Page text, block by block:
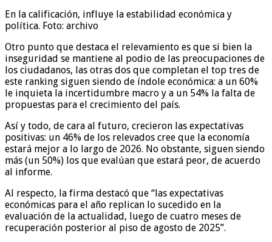
En la calificación, influye la estabilidad económica y
política. Foto: archivo
Otro punto que destaca el relevamiento es que si bien la
inseguridad se mantiene al podio de las preocupaciones de
los ciudadanos, las otras dos que completan el top tres de
este ranking siguen siendo de índole económica: a un 60%
le inquieta la incertidumbre macro y a un 54% la falta de
propuestas para el crecimiento del país.
Así y todo, de cara al futuro, crecieron las expectativas
positivas: un 46% de los relevados cree que la economía
estará mejor a lo largo de 2026. No obstante, siguen siendo
más (un 50%) los que evalúan que estará peor, de acuerdo
al informe.
Al respecto, la firma destacó que “las expectativas
económicas para el año replican lo sucedido en la
evaluación de la actualidad, luego de cuatro meses de
recuperación posterior al piso de agosto de 2025”.